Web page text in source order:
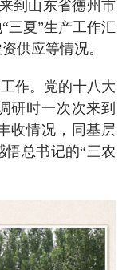
到山东省德州市
三夏”生产工作汇
供应等情况。
作。党的十八大
研时一次次来到
收情况，同基层
总书记的“三农